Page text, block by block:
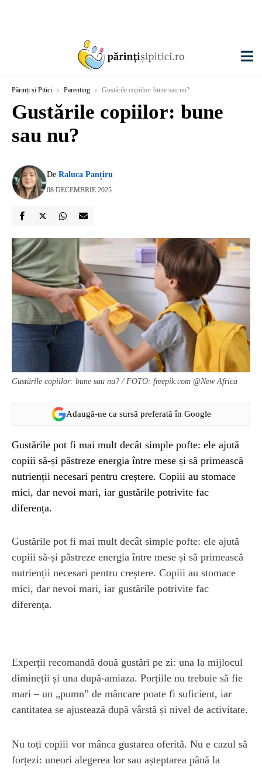
Părinți și Pitici › Parenting › Gustările copiilor: bune sau nu?
Gustările copiilor: bune
sau nu?
De Raluca Panțiru
08 DECEMBRIE 2025
Gustările copiilor: bune sau nu? / FOTO: freepik.com @New Africa
Adaugă-ne ca sursă preferată în Google
Gustările pot fi mai mult decât simple pofte: ele ajută
copiii să-și păstreze energia între mese și să primească
nutrienții necesari pentru creștere. Copiii au stomace
mici, dar nevoi mari, iar gustările potrivite fac
diferența.
Gustările pot fi mai mult decât simple pofte: ele ajută
copiii să-și păstreze energia între mese și să primească
nutrienții necesari pentru creștere. Copiii au stomace
mici, dar nevoi mari, iar gustările potrivite fac
diferența.
Experții recomandă două gustări pe zi: una la mijlocul
dimineții și una după-amiaza. Porțiile nu trebuie să fie
mari – un „pumn” de mâncare poate fi suficient, iar
cantitatea se ajustează după vârstă și nivel de activitate.
Nu toți copiii vor mânca gustarea oferită. Nu e cazul să
forțezi: uneori alegerea lor sau așteptarea până la